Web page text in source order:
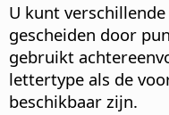
U kunt
gescheiden door
gebruikt
lettertype als de
beschikbaar zijn.